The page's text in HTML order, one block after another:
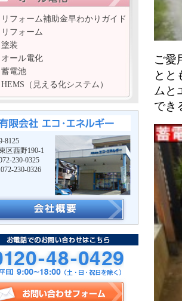
リフォーム補助金早わかりガイド
リフォーム
塗装
オール電化
蓄電池
HEMS（見える化システム）
8125
区西野190-1
230-0325
230-0326
ご愛
とと
ムと
でき